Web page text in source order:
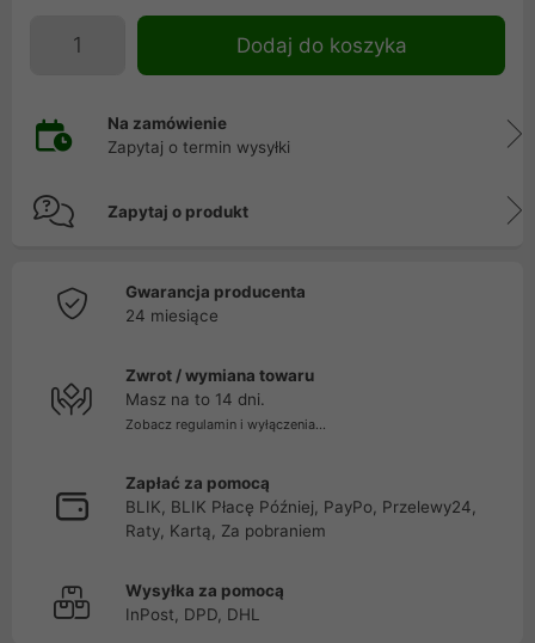
Dodaj do koszyka
Na zamówienie
Zapytaj o termin wysyłki
Zapytaj o produkt
Gwarancja producenta
24 miesiące
Zwrot / wymiana towaru
Masz na to 14 dni.
Zobacz regulamin i wyłączenia...
Zapłać za pomocą
BLIK, BLIK Płacę Później, PayPo, Przelewy24,
Raty, Kartą, Za pobraniem
Wysyłka za pomocą
InPost, DPD, DHL